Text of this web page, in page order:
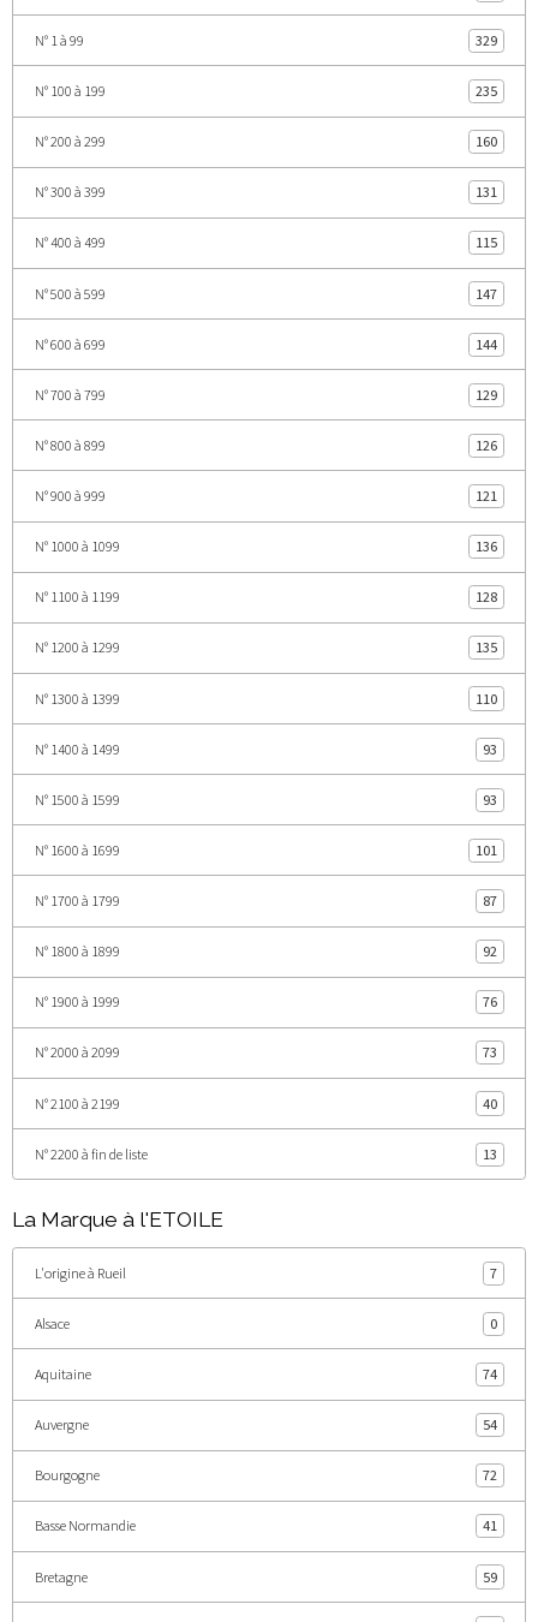
N° 1 à 99 329
N° 100 à 199 235
N° 200 à 299 160
N° 300 à 399 131
N° 400 à 499 115
N° 500 à 599 147
N° 600 à 699 144
N° 700 à 799 129
N° 800 à 899 126
N° 900 à 999 121
N° 1000 à 1099 136
N° 1100 à 1199 128
N° 1200 à 1299 135
N° 1300 à 1399 110
N° 1400 à 1499 93
N° 1500 à 1599 93
N° 1600 à 1699 101
N° 1700 à 1799 87
N° 1800 à 1899 92
N° 1900 à 1999 76
N° 2000 à 2099 73
N° 2100 à 2199 40
N° 2200 à fin de liste 13
La Marque à l'ETOILE
L'origine à Rueil 7
Alsace 0
Aquitaine 74
Auvergne 54
Bourgogne 72
Basse Normandie 41
Bretagne 59